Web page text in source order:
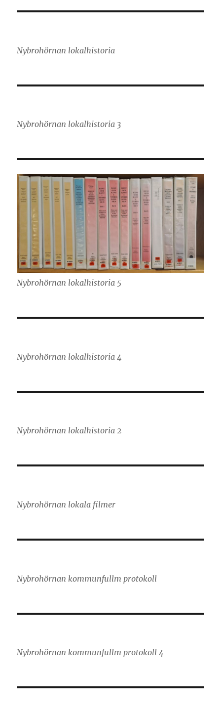
Nybrohörnan lokalhistoria
Nybrohörnan lokalhistoria 3
Nybrohörnan lokalhistoria 5
Nybrohörnan lokalhistoria 4
Nybrohörnan lokalhistoria 2
Nybrohörnan lokala filmer
Nybrohörnan kommunfullm protokoll
Nybrohörnan kommunfullm protokoll 4